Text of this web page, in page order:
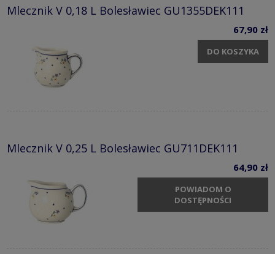
Mlecznik V 0,18 L Bolesławiec GU1355DEK111
67,90 zł
DO KOSZYKA
Mlecznik V 0,25 L Bolesławiec GU711DEK111
64,90 zł
POWIADOM O
DOSTĘPNOŚCI